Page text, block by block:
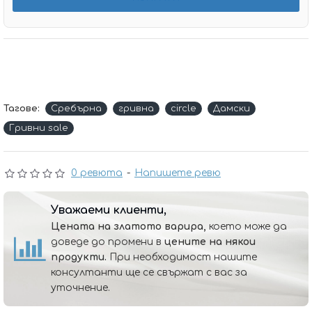
0 ревюта - Напишете ревю
Тагове: Сребърнa гривна circle
Дамски
Гривни sale
Уважаеми клиенти,
Цената на златото варира, което може да
доведе до промени в цените на някои
продукти. При необходимост нашите
консултанти ще се свържат с вас за
уточнение.